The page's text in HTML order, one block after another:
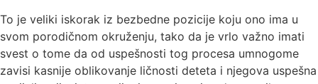
To je veliki iskorak iz bezbedne pozicije koju ono ima u
svom porodičnom okruženju, tako da je vrlo važno imati
svest o tome da od uspešnosti tog procesa umnogome
zavisi kasnije oblikovanje ličnosti deteta i njegova uspešna